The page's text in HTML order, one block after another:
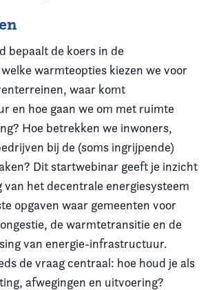
bepaalt de koers in de
warmteopties kiezen we voor
waar komt
en hoe gaan we om met ruimte
Hoe betrekken we inwoners,
bij de (soms ingrijpende)
Dit startwebinar geeft je inzicht
van het decentrale energiesysteem
opgaven waar gemeenten voor
de warmtetransitie en de
van energie-infrastructuur.
de vraag centraal: hoe houd je als
afwegingen en uitvoering?